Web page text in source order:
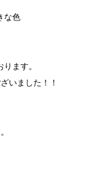
な色
ます。
いました！！